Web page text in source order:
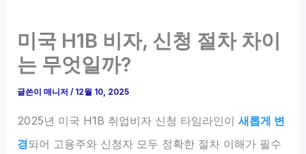
미국 H1B 비자, 신청 절차 차이
는 무엇일까?
글쓴이매니저/ 12월 10, 2025
2025년 미국 H1B 취업비자 신청 타임라인이새롭게 변
경되어 고용주와 신청자 모두 정확한 절차 이해가 필수